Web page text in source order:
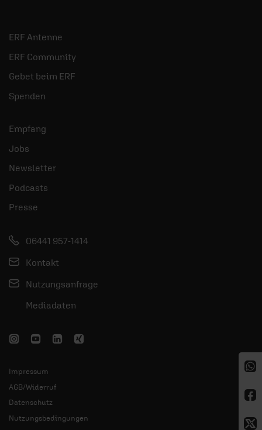
ERF Antenne
ERF Community
Gebet beim ERF
Spenden
Empfang
Jobs
Newsletter
Podcasts
Presse
06441 957-1414
Kontakt
Nutzungsanfrage
Mediadaten
Impressum
AGB/Widerruf
Datenschutz
Nutzungsbedingungen